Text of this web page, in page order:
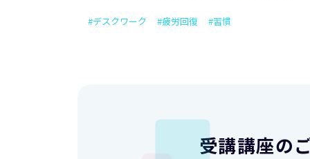
#デスクワーク #疲労回復 #習慣
受講講座の